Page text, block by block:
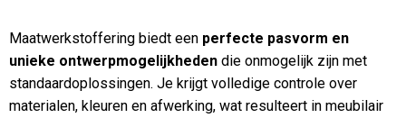
Maatwerkstoffering biedt een perfecte pasvorm en
unieke ontwerpmogelijkheden die onmogelijk zijn met
standaardoplossingen. Je krijgt volledige controle over
materialen, kleuren en afwerking, wat resulteert in meubilair